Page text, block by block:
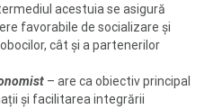
acestuia se asigură
favorabile de socializare și
cât și a partenerilor
– are ca obiectiv principal
și facilitarea integrării